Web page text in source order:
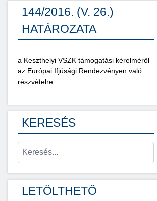
144/2016. (V. 26.)
HATÁROZATA
a Keszthelyi VSZK támogatási kérelméről
az Európai Ifjúsági Rendezvényen való
részvételre
KERESÉS
LETÖLTHETŐ